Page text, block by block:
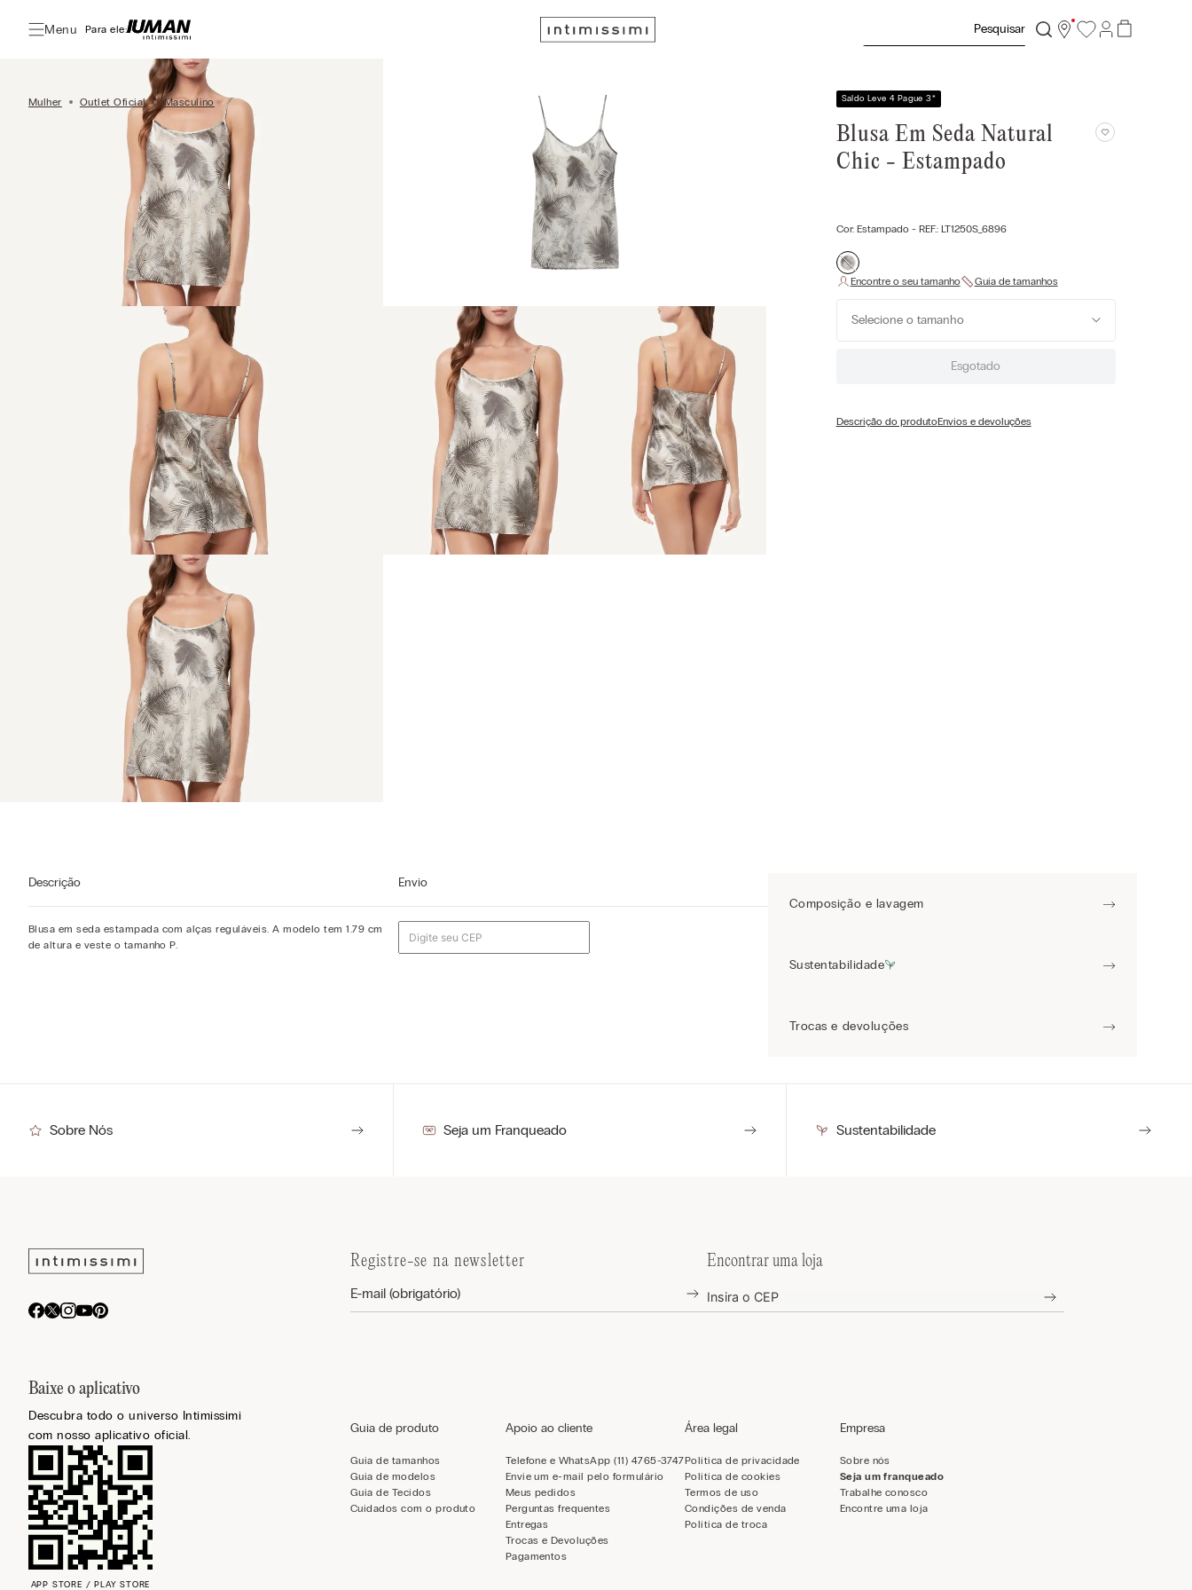
Menu Para ele:
Mulher Outlet Oficial Masculino Saldo Leve 4 Pague 3*
Blusa Em Seda Natural
Chic - Estampado
Cor: Estampado- REF.: LT1250S_6896
Selecione o tamanho
Esgotado
Descrição do produtoEnvios e devoluções
Descrição
Blusa em seda estampada com alças reguláveis. A modelo tem 1.79 cm
de altura e veste o tamanho P.
Envio
Composição e lavagem
Sustentabilidade
Trocas e devoluções
Sobre Nós Seja um Franqueado Sustentabilidade
Baixe o aplicativo
Descubra todo o universo Intimissimi
com nosso aplicativo oficial.
APP STORE / PLAY STORE
Registre-se na newsletter Encontrar uma loja
Guia de produto
Guia de tamanhos
Guia de modelos
Guia de Tecidos
Cuidados com o produto
Apoio ao cliente
Telefone e WhatsApp (11) 4765-3747
Envie um e-mail pelo formulário
Meus pedidos
Perguntas frequentes
Entregas
Trocas e Devoluções
Pagamentos
Área legal
Política de privacidade
Política de cookies
Termos de uso
Condições de venda
Política de troca
Empresa
Sobre nós
Seja um franqueado
Trabalhe conosco
Encontre uma loja